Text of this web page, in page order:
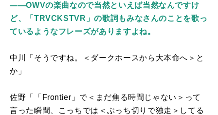
――OWVの楽曲なので当然といえば当然なんですけ
ど、「TRVCKSTVR」の歌詞もみなさんのことを歌っ
ているようなフレーズがありますよね。
中川「そうですね。＜ダークホースから大本命へ＞と
か」
佐野「「 Frontier 」で＜まだ焦る時間じゃない＞って
言った瞬間、こっちでは＜ぶっち切りで独走＞してる